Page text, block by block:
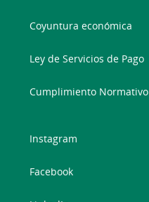
Coyuntura económica
Ley de Servicios de Pago
Cumplimiento Normativo
Instagram
Facebook